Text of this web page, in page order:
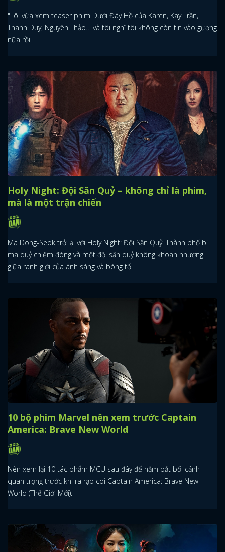
"Tôi vừa xem teaser phim Dưới Đáy Hồ của Karen, Kay Trần,
Thanh Duy, Nguyên Thảo… và tôi nghĩ tôi không còn tin vào gương
nữa rồi"
Holy Night: Đội Săn Quỷ – không chỉ là phim,
mà là một trận chiến
Ma Dong-Seok trở lại với Holy Night: Đội Săn Quỷ. Thành phố bị
ma quỷ chiếm đóng và một đội săn quỷ không khoan nhượng
giữa ranh giới của ánh sáng và bóng tối
10 bộ phim Marvel nên xem trước Captain
America: Brave New World
Nên xem lại 10 tác phẩm MCU sau đây để nắm bắt bối cảnh
quan trọng trước khi ra rạp coi Captain America: Brave New
World (Thế Giới Mới).